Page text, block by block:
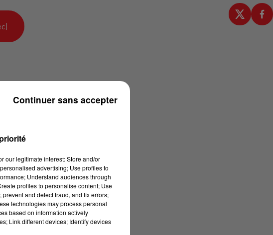
our legitimate interest: Store and/or
advertising; Use profiles to
Understand audiences through
profiles to personalise content; Use
and detect fraud, and fix errors;
technologies may process personal
based on information actively
Link different devices; Identify devices
Continuer sans accepter